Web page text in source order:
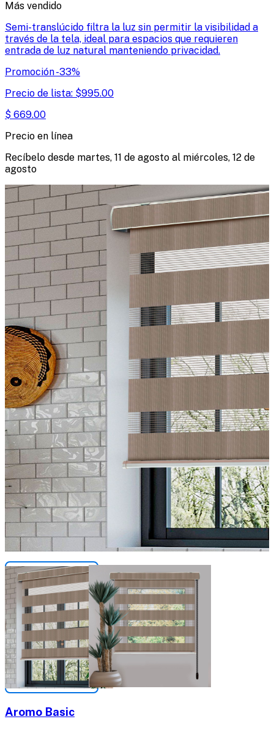
Más vendido
Semi-translúcido filtra la luz sin permitir la visibilidad a
través de la tela, ideal para espacios que requieren
entrada de luz natural manteniendo privacidad.
Promoción-33%
Precio de lista: $995.00
$ 669.00
Precio en línea
Recíbelo desde martes, 11 de agosto al miércoles, 12 de
agosto
Aromo Basic